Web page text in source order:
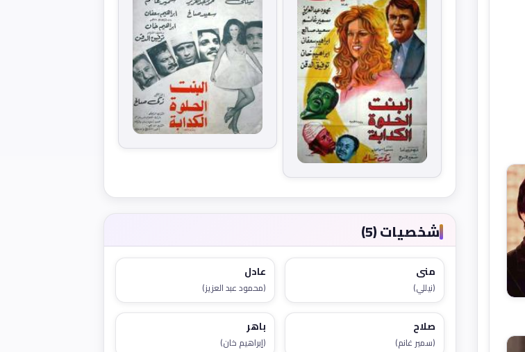
شخصيات (5)
منى
(نيللي)
عادل
(محمود عبد العزيز)
صلاح
(سمير غانم)
باهر
(إبراهيم خان)